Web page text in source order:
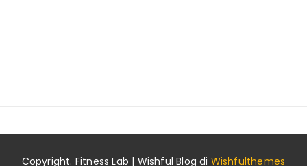
Copyright. Fitness Lab | Wishful Blog di Wishfulthemes